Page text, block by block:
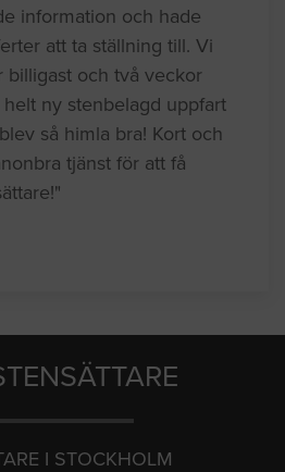
information och hade
att ta ställning till. Vi
billigast och två veckor
ny stenbelagd uppfart
så himla bra! Kort och
tjänst för att få
I STOCKHOLM